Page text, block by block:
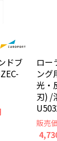
ドブ
ロー
ング
光・
刃) /
販売